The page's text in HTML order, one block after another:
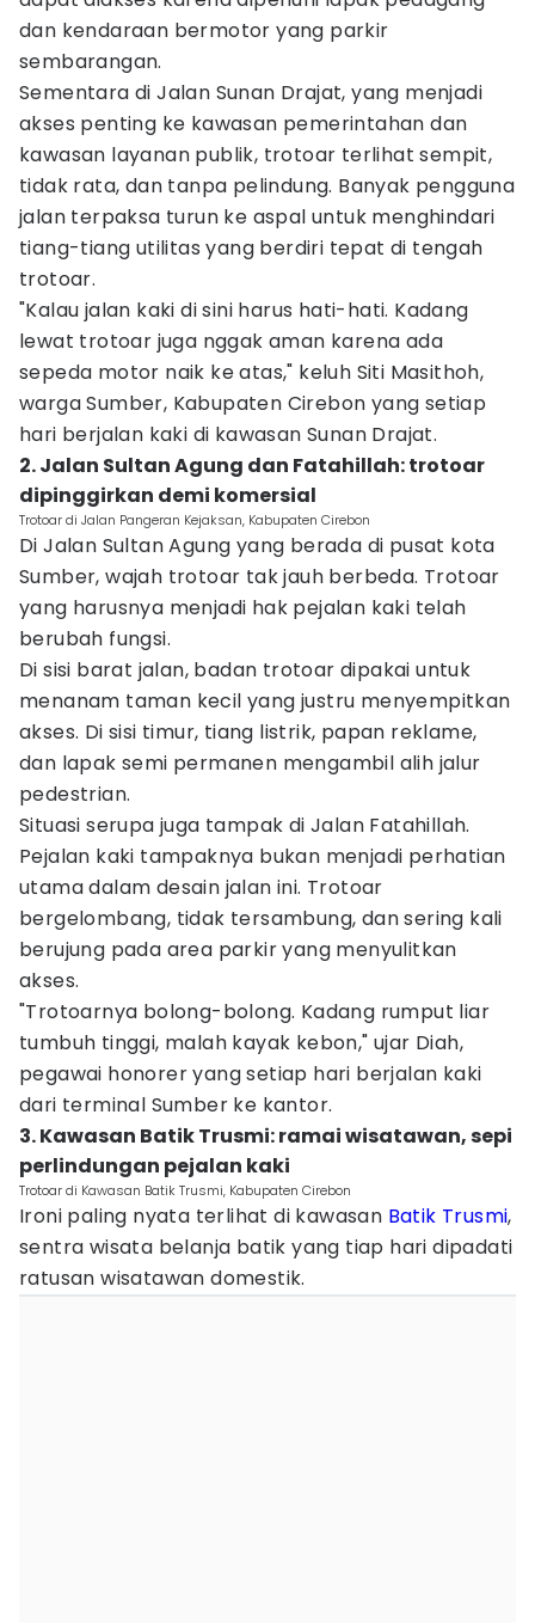
dan kendaraan bermotor yang parkir
sembarangan.
Sementara di Jalan Sunan Drajat, yang menjadi
akses penting ke kawasan pemerintahan dan
kawasan layanan publik, trotoar terlihat sempit,
tidak rata, dan tanpa pelindung. Banyak pengguna
jalan terpaksa turun ke aspal untuk menghindari
tiang-tiang utilitas yang berdiri tepat di tengah
trotoar.
"Kalau jalan kaki di sini harus hati-hati. Kadang
lewat trotoar juga nggak aman karena ada
sepeda motor naik ke atas," keluh Siti Masithoh,
warga Sumber, Kabupaten Cirebon yang setiap
hari berjalan kaki di kawasan Sunan Drajat.
2. Jalan Sultan Agung dan Fatahillah: trotoar
dipinggirkan demi komersial
Trotoar di Jalan Pangeran Kejaksan, Kabupaten Cirebon
Di Jalan Sultan Agung yang berada di pusat kota
Sumber, wajah trotoar tak jauh berbeda. Trotoar
yang harusnya menjadi hak pejalan kaki telah
berubah fungsi.
Di sisi barat jalan, badan trotoar dipakai untuk
menanam taman kecil yang justru menyempitkan
akses. Di sisi timur, tiang listrik, papan reklame,
dan lapak semi permanen mengambil alih jalur
pedestrian.
Situasi serupa juga tampak di Jalan Fatahillah.
Pejalan kaki tampaknya bukan menjadi perhatian
utama dalam desain jalan ini. Trotoar
bergelombang, tidak tersambung, dan sering kali
berujung pada area parkir yang menyulitkan
akses.
"Trotoarnya bolong-bolong. Kadang rumput liar
tumbuh tinggi, malah kayak kebon," ujar Diah,
pegawai honorer yang setiap hari berjalan kaki
dari terminal Sumber ke kantor.
3. Kawasan Batik Trusmi: ramai wisatawan, sepi
perlindungan pejalan kaki
Trotoar di Kawasan Batik Trusmi, Kabupaten Cirebon
Ironi paling nyata terlihat di kawasan Batik Trusmi,
sentra wisata belanja batik yang tiap hari dipadati
ratusan wisatawan domestik.